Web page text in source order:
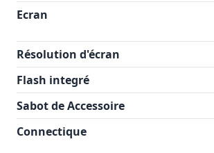
Ecran
Résolution d'écran
Flash integré
Sabot de Accessoire
Connectique